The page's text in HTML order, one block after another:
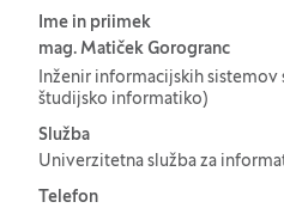
Ime in priimek
mag. Matiček Gorogranc
Inženir informacijskih sistemov
študijsko informatiko)
Služba
Univerzitetna služba za
Telefon